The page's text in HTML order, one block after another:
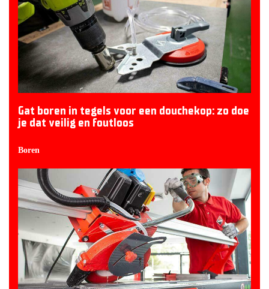
Gat boren in tegels voor een douchekop: zo doe
je dat veilig en foutloos
Boren